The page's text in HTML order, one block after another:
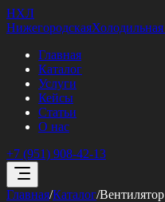
НХЛ
НижегородскаяХолодильная
Главная
Каталог
Услуги
Кейсы
Статьи
О нас
+7 (951) 908-42-13
Главная/Каталог/